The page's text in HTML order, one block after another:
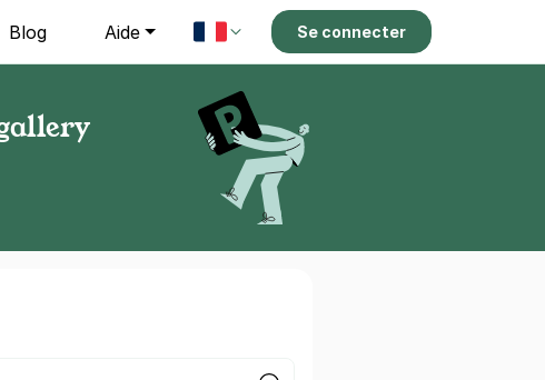
Blog Aide Se connecter